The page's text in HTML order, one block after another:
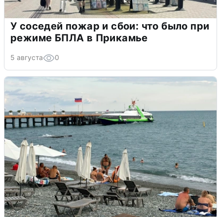
У соседей пожар и сбои: что было при
режиме БПЛА в Прикамье
5 августа 0